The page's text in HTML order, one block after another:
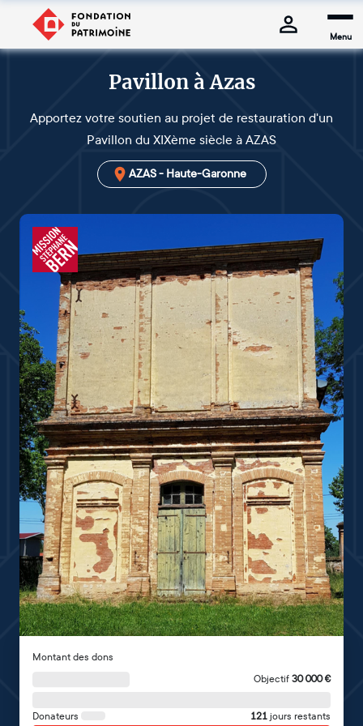
Menu
Pavillon à Azas
Apportez votre soutien au projet de restauration d'un
Pavillon du XIXème siècle à AZAS
AZAS - Haute-Garonne
Montant des dons
Objectif 30 000€
Donateurs 121 jours restants